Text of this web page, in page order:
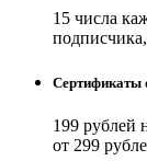
15 числа
Сертификаты
199 рублей
от 299